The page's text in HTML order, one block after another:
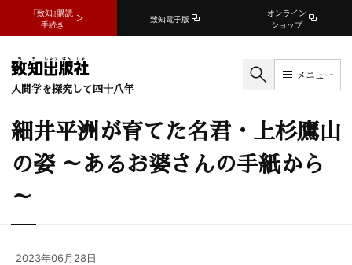
『致知』購読
手続き
致知電子版
オンライン
ショップ
人間学を探究して四十八年
メニュー
細井平洲が育てた名君・上杉鷹山
の姿 ～あるお婆さんの手紙から
～
2023年06月28日